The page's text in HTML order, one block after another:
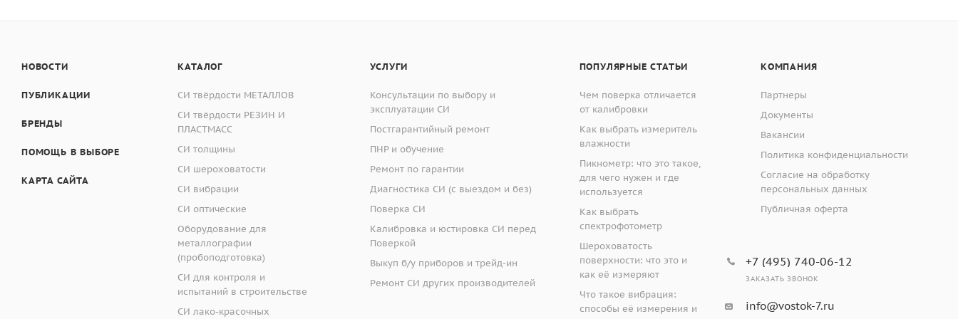
НОВОСТИ
ПУБЛИКАЦИИ
БРЕНДЫ
ПОМОЩЬ В ВЫБОРЕ
КАРТА САЙТА
КАТАЛОГ
СИ твёрдости МЕТАЛЛОВ
СИ твёрдости РЕЗИН И
ПЛАСТМАСС
СИ толщины
СИ шероховатости
СИ вибрации
СИ оптические
Оборудование для
металлографии
(пробоподготовка)
СИ для контроля и
испытаний в строительстве
СИ лако-красочных
УСЛУГИ
Консультации по выбору и
эксплуатации СИ
Постгарантийный ремонт
ПНР и обучение
Ремонт по гарантии
Диагностика СИ (с выездом и без)
Поверка СИ
Калибровка и юстировка СИ перед
Поверкой
Выкуп б/у приборов и трейд-ин
Ремонт СИ других производителей
ПОПУЛЯРНЫЕ СТАТЬИ
Чем поверка отличается
от калибровки
Как выбрать измеритель
влажности
Пикнометр: что это такое,
для чего нужен и где
используется
Как выбрать
спектрофотометр
Шероховатость
поверхности: что это и
как её измеряют
Что такое вибрация:
способы её измерения и
КОМПАНИЯ
Партнеры
Документы
Вакансии
Политика конфиденциальности
Согласие на обработку
персональных данных
Публичная оферта
+7 (495) 740-06-12
ЗАКАЗАТЬ ЗВОНОК
info@vostok-7.ru